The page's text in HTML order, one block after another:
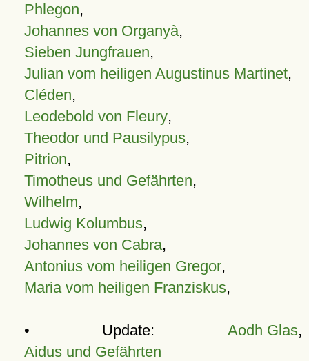
Phlegon,
Johannes von Organyà,
Sieben Jungfrauen,
Julian vom heiligen Augustinus Martinet,
Cléden,
Leodebold von Fleury,
Theodor und Pausilypus,
Pitrion,
Timotheus und Gefährten,
Wilhelm,
Ludwig Kolumbus,
Johannes von Cabra,
Antonius vom heiligen Gregor,
Maria vom heiligen Franziskus,
• Update: Aodh Glas,
Aidus und Gefährten